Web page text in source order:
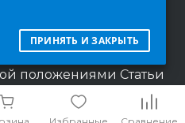
Избранные Сравнение
характер и
не является публичной
положениями Статьи
кодекса Российской
ПРИНЯТЬ И ЗАКРЫТЬ